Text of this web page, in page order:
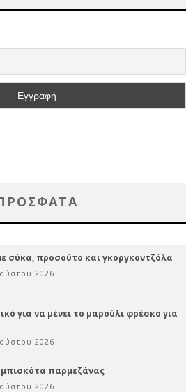
σύκα, προσούτο και γκοργκοντζόλα
2026
για να μένει το μαρούλι φρέσκο για
2026
παρμεζάνας
2026